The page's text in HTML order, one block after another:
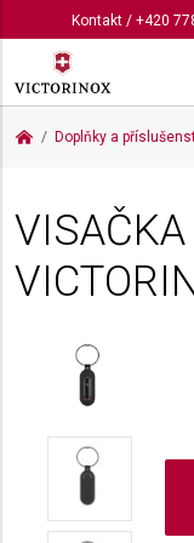
Kontakt/ +420
Doplňky a